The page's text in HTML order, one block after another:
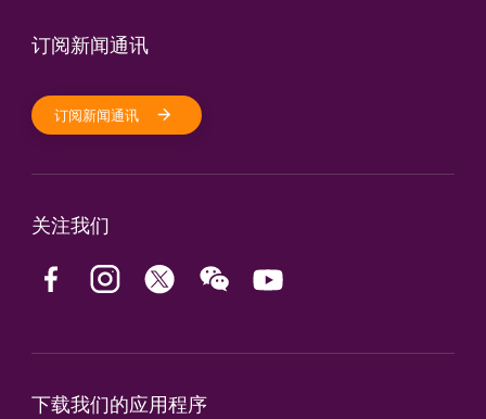
订阅新闻通讯
订阅新闻通讯
关注我们
下载我们的应用程序